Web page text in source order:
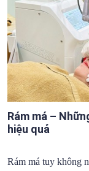
Rám má –
hiệu quả
Rám má tuy không